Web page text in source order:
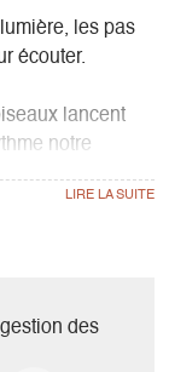
les pas
écouter.
lancent
notre
brindille. On
effort.
des